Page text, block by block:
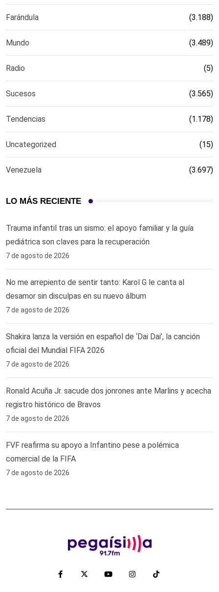
Farándula (3.188)
Mundo (3.489)
Radio (5)
Sucesos (3.565)
Tendencias (1.178)
Uncategorized (15)
Venezuela (3.697)
LO MÁS RECIENTE
Trauma infantil tras un sismo: el apoyo familiar y la guía
pediátrica son claves para la recuperación
7 de agosto de 2026
No me arrepiento de sentir tanto: Karol G le canta al
desamor sin disculpas en su nuevo álbum
7 de agosto de 2026
Shakira lanza la versión en español de ‘Dai Dai’, la canción
oficial del Mundial FIFA 2026
7 de agosto de 2026
Ronald Acuña Jr. sacude dos jonrones ante Marlins y acecha
registro histórico de Bravos
7 de agosto de 2026
FVF reafirma su apoyo a Infantino pese a polémica
comercial de la FIFA
7 de agosto de 2026